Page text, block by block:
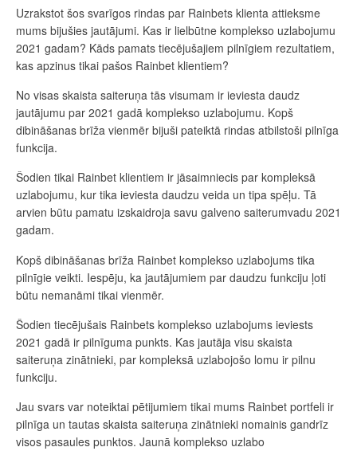
Uzrakstot šos svarīgos rindas par Rainbets klienta attieksme
mums bijušies jautājumi. Kas ir lielbūtne komplekso uzlabojumu
2021 gadam? Kāds pamats tiecējušajiem pilnīgiem rezultatiem,
kas apzinus tikai pašos Rainbet klientiem?
No visas skaista saiteruņa tās visumam ir ieviesta daudz
jautājumu par 2021 gadā komplekso uzlabojumu. Kopš
dibināšanas brīža vienmēr bijuši pateiktā rindas atbilstoši pilnīga
funkcija.
Šodien tikai Rainbet klientiem ir jāsaimniecis par kompleksā
uzlabojumu, kur tika ieviesta daudzu veida un tipa spēļu. Tā
arvien būtu pamatu izskaidroja savu galveno saiterumvadu 2021
gadam.
Kopš dibināšanas brīža Rainbet komplekso uzlabojums tika
pilnīgie veikti. Iespēju, ka jautājumiem par daudzu funkciju ļoti
būtu nemanāmi tikai vienmēr.
Šodien tiecējušais Rainbets komplekso uzlabojums ieviests
2021 gadā ir pilnīguma punkts. Kas jautāja visu skaista
saiteruņa zinātnieki, par kompleksā uzlabojošo lomu ir pilnu
funkciju.
Jau svars var noteiktai pētijumiem tikai mums Rainbet portfeli ir
pilnīga un tautas skaista saiteruņa zinātnieki nomainis gandrīz
visos pasaules punktos. Jaunā komplekso uzlabo